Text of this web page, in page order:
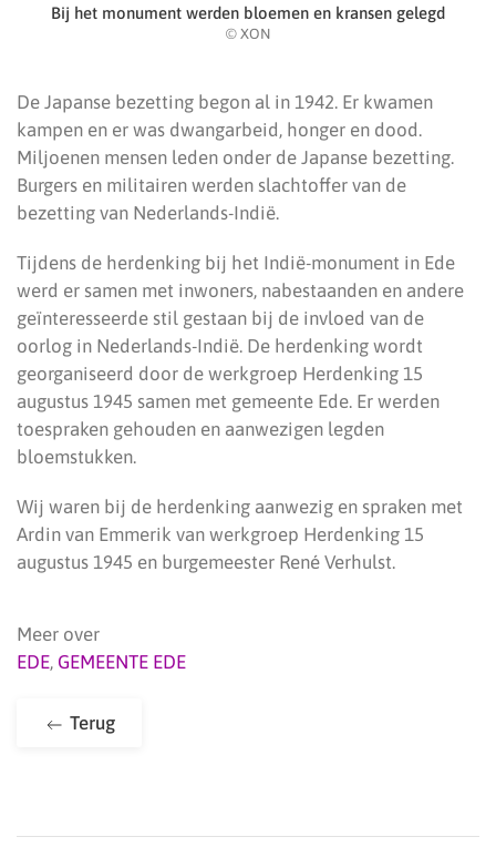
Bij het monument werden bloemen en kransen gelegd
© XON
De Japanse bezetting begon al in 1942. Er kwamen
kampen en er was dwangarbeid, honger en dood.
Miljoenen mensen leden onder de Japanse bezetting.
Burgers en militairen werden slachtoffer van de
bezetting van Nederlands-Indië.
Tijdens de herdenking bij het Indië-monument in Ede
werd er samen met inwoners, nabestaanden en andere
geïnteresseerde stil gestaan bij de invloed van de
oorlog in Nederlands-Indië. De herdenking wordt
georganiseerd door de werkgroep Herdenking 15
augustus 1945 samen met gemeente Ede. Er werden
toespraken gehouden en aanwezigen legden
bloemstukken.
Wij waren bij de herdenking aanwezig en spraken met
Ardin van Emmerik van werkgroep Herdenking 15
augustus 1945 en burgemeester René Verhulst.
Meer over
EDE, GEMEENTE EDE
Terug